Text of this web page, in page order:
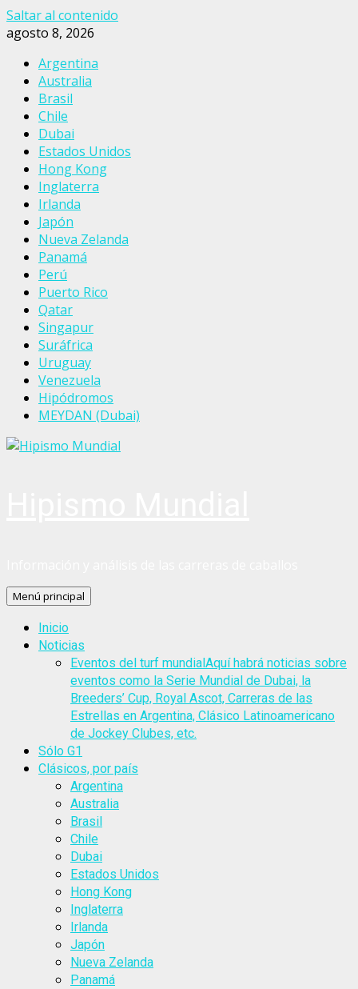
Saltar al contenido
agosto 8, 2026
Argentina
Australia
Brasil
Chile
Dubai
Estados Unidos
Hong Kong
Inglaterra
Irlanda
Japón
Nueva Zelanda
Panamá
Perú
Puerto Rico
Qatar
Singapur
Suráfrica
Uruguay
Venezuela
Hipódromos
MEYDAN (Dubai)
Menú principal
Inicio
Noticias
Eventos del turf mundialAquí habrá noticias sobre
eventos como la Serie Mundial de Dubai, la
Breeders’ Cup, Royal Ascot, Carreras de las
Estrellas en Argentina, Clásico Latinoamericano
de Jockey Clubes, etc.
Sólo G1
Clásicos, por país
Argentina
Australia
Brasil
Chile
Dubai
Estados Unidos
Hong Kong
Inglaterra
Irlanda
Japón
Nueva Zelanda
Panamá